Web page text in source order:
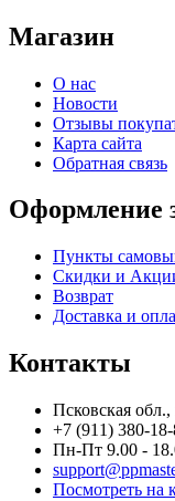
Магазин
О нас
Новости
Отзывы
Карта сайта
Обратная связь
Оформление
Пункты
Скидки и
Возврат
Доставка и
Контакты
Псковская
+7 (911) 380-18-
Пн-Пт 9.00 -
Посмотреть на